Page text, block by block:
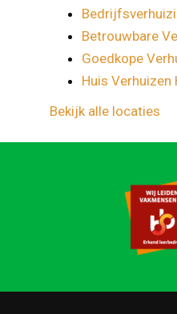
Betrouwbare
Goedkope
Huis
Bekijk alle locaties